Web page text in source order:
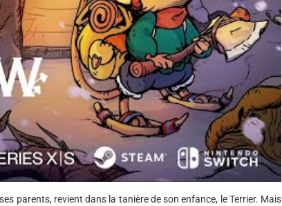
parents, revient dans la tanière de son enfance, le Terrier. Mais